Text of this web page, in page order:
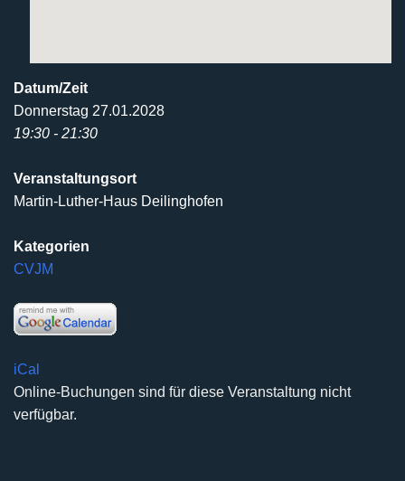
Datum/Zeit
Donnerstag 27.01.2028
19:30 - 21:30
Veranstaltungsort
Martin-Luther-Haus Deilinghofen
Kategorien
CVJM
iCal
Online-Buchungen sind für diese Veranstaltung nicht
verfügbar.